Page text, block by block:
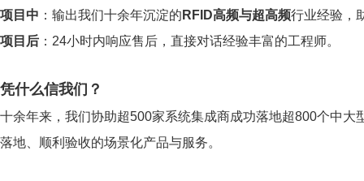
项目中 ：输出我们十余年沉淀的 RFID高频与超高频行业经验，
项目后 ：24小时内响应售后，直接对话经验丰富的工程师。
凭什么信我们？
十余年来，我们协助超500家系统集成商成功落地超800个中大
落地、顺利验收的场景化产品与服务。